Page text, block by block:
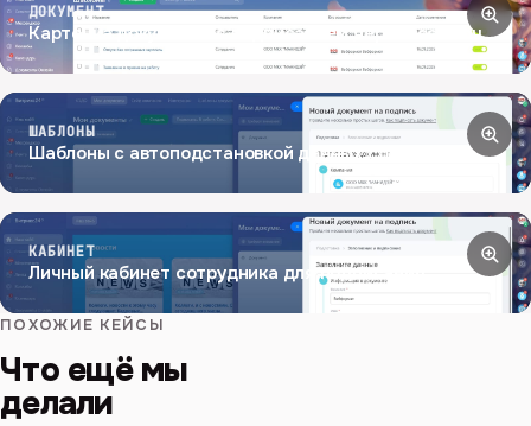
ДОКУМЕНТ
Карточка документа с подписанием через Госключ
ШАБЛОНЫ
Шаблоны с автоподстановкой данных сотрудника
КАБИНЕТ
Личный кабинет сотрудника для подписания
ПОХОЖИЕ КЕЙСЫ
Что ещё мы
делали